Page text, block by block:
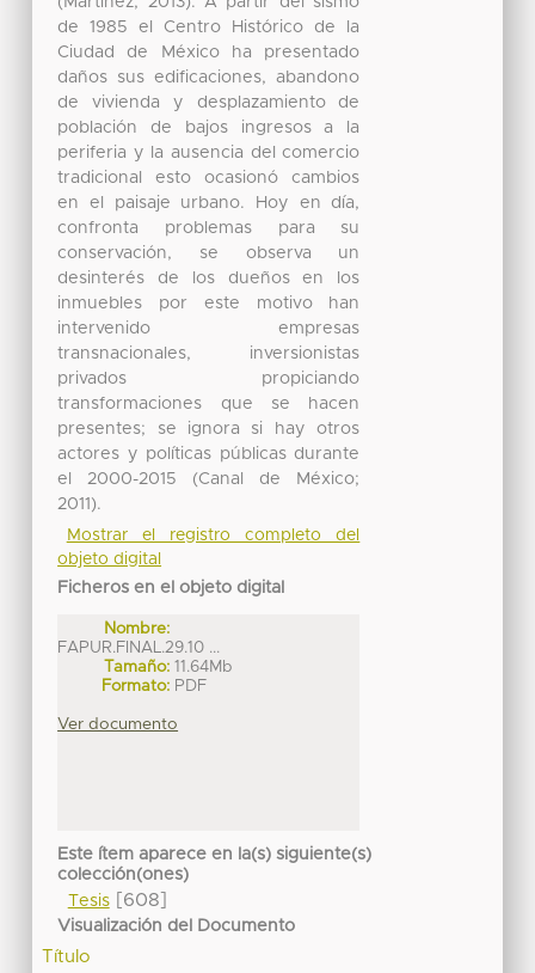
de 1985 el Centro Histórico de la
Ciudad de México ha presentado
daños sus edificaciones, abandono
de vivienda y desplazamiento de
población de bajos ingresos a la
periferia y la ausencia del comercio
tradicional esto ocasionó cambios
en el paisaje urbano. Hoy en día,
confronta problemas para su
conservación, se observa un
desinterés de los dueños en los
inmuebles por este motivo han
intervenido empresas
transnacionales, inversionistas
privados propiciando
transformaciones que se hacen
presentes; se ignora si hay otros
actores y políticas públicas durante
el 2000-2015 (Canal de México;
2011).
Mostrar el registro completo del
objeto digital
Ficheros en el objeto digital
Nombre:
FAPUR.FINAL.29.10 ...
Tamaño: 11.64Mb
Formato: PDF
Ver documento
Este ítem aparece en la(s) siguiente(s)
colección(ones)
Tesis[608]
Visualización del Documento
Título